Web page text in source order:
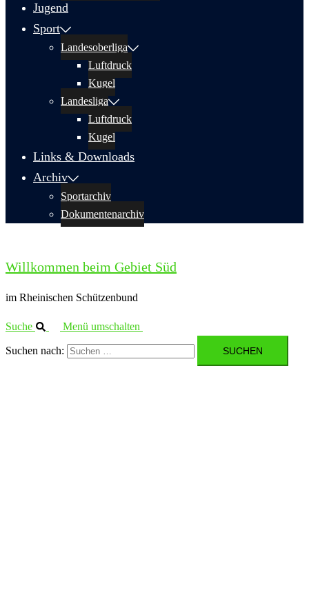
Jugend
Sport
Landesoberliga
Luftdruck
Kugel
Landesliga
Luftdruck
Kugel
Links & Downloads
Archiv
Sportarchiv
Dokumentenarchiv
Willkommen beim Gebiet Süd
im Rheinischen Schützenbund
Suche Menü umschalten
Suchen nach: